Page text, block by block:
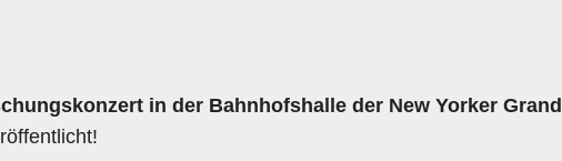
in der Bahnhofshalle der New Yorker Grand